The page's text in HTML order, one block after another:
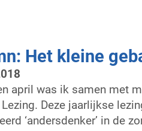
Het kleine
april was ik samen met
Deze jaarlijkse
‘andersdenker’ in de